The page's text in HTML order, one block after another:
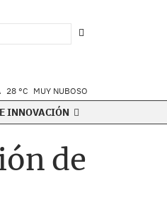
28 °C MUY NUBOSO
INNOVACIÓN
de